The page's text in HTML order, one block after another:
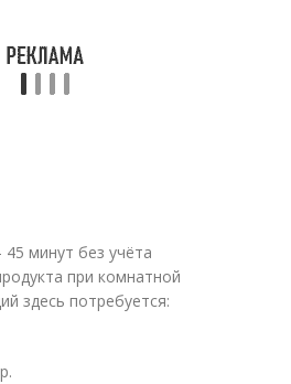
минут без учёта
при комнатной
здесь потребуется: